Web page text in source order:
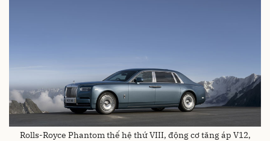
Rolls-Royce Phantom thế hệ thứ VIII, động cơ tăng áp V12,